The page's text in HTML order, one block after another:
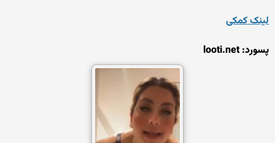
لینک کمکی
پسورد: looti.net